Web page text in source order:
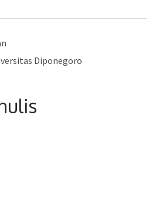
Diponegoro